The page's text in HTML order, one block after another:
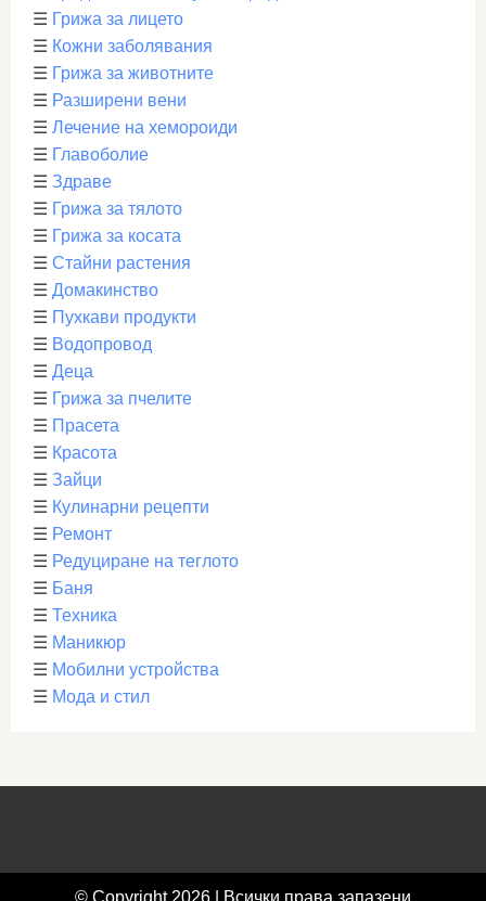
☰ Грижа за лицето
☰ Кожни заболявания
☰ Грижа за животните
☰ Разширени вени
☰ Лечение на хемороиди
☰ Главоболие
☰ Здраве
☰ Грижа за тялото
☰ Грижа за косата
☰ Стайни растения
☰ Домакинство
☰ Пухкави продукти
☰ Водопровод
☰ Деца
☰ Грижа за пчелите
☰ Прасета
☰ Красота
☰ Зайци
☰ Кулинарни рецепти
☰ Ремонт
☰ Редуциране на теглото
☰ Баня
☰ Техника
☰ Маникюр
☰ Мобилни устройства
☰ Мода и стил